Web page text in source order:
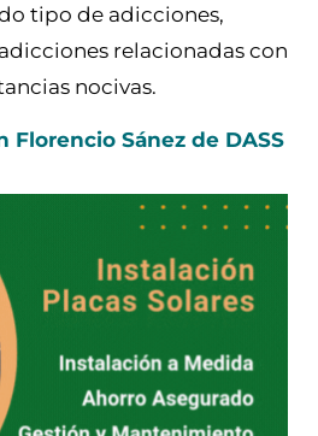
tipo de adicciones,
relacionadas con
nocivas.
Florencio Sánez de DASS